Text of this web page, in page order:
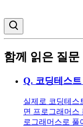
함께 읽은 질문
Q. 코딩테스
실제로 코딩테스
면 프로그래머스
로그래머스로 풀